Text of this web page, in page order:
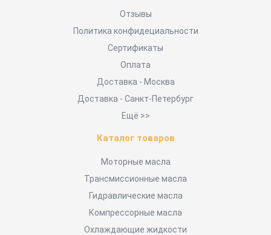
Отзывы
Политика конфидециальности
Сертификаты
Оплата
Доставка - Москва
Доставка - Санкт-Петербург
Ещё >>
Каталог товаров
Моторные масла
Трансмиссионные масла
Гидравлические масла
Компрессорные масла
Охлаждающие жидкости